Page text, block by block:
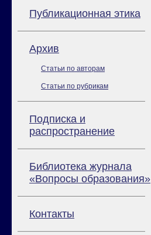
Публикационная этика
Архив
Статьи по авторам
Статьи по рубрикам
Подписка и
распространение
Библиотека журнала
«Вопросы образования»
Контакты